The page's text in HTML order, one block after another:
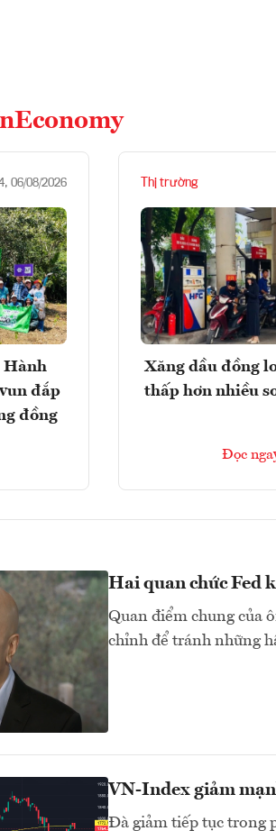
06/08/2026
Hành
đắp
đồng
Thị trường
Xăng dầu đồng
thấp hơn nhiều
Đọc
Hai quan chức Fed
Quan điểm chung của
chỉnh để tránh những
VN-Index giảm
Đà giảm tiếp tục trong